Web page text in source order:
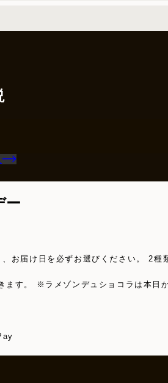
ー
お届け日を必ずお選びください。 2種
ます。 ※ラメゾンデュショコラは本日